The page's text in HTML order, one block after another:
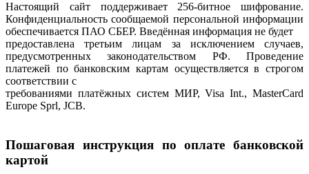
Настоящий сайт поддерживает 256-битное шифрование.
Конфиденциальность сообщаемой персональной информации
обеспечивается ПАО СБЕР. Введённая информация не будет
предоставлена третьим лицам за исключением случаев,
предусмотренных законодательством РФ. Проведение
платежей по банковским картам осуществляется в строгом
соответствии с
требованиями платёжных систем МИР, Visa Int., MasterCard
Europe Sprl, JCB.
Пошаговая инструкция по оплате банковской
картой